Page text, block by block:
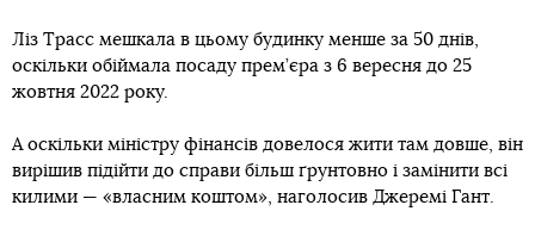
Ліз Трасс мешкала в цьому будинку менше за 50 днів,
оскільки обіймала посаду прем’єра з 6 вересня до 25
жовтня 2022 року.
А оскільки міністру фінансів довелося жити там довше, він
вирішив підійти до справи більш ґрунтовно і замінити всі
килими — «власним коштом», наголосив Джеремі Гант.